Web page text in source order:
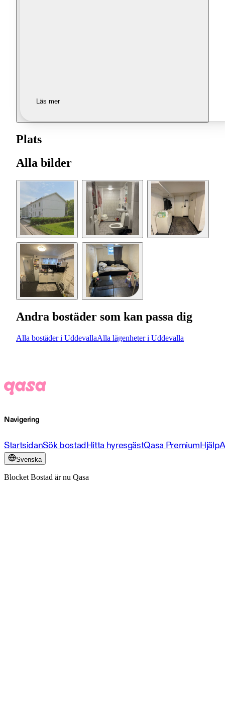
Läs mer
Plats
Alla bilder
Andra bostäder som kan passa dig
Alla bostäder i UddevallaAlla lägenheter i Uddevalla
Navigering
StartsidanSök bostadHitta hyresgästQasa PremiumHjälp
Svenska
Blocket Bostad är nu Qasa